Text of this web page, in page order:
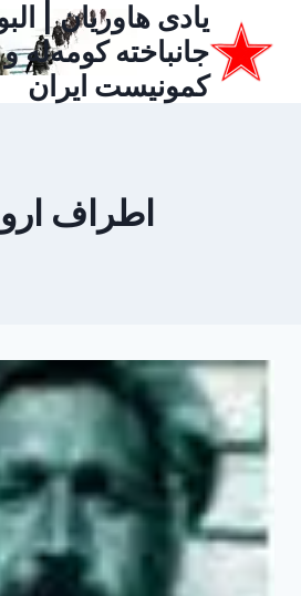
محتوا
یادی هاوریان |
جانباخته کومه‌له
کمونیست ایران
اطراف